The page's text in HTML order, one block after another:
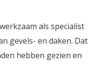
als specialist
gevels- en daken. Dat
hebben gezien en